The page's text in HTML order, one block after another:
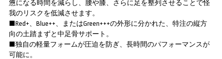
憊になる時間を減らし、腰や膝、さらに足を整列させることで怪
我のリスクを低減させます。
■Red+、Blue++、またはGreen+++の外形に分かれた、特注の縦方
向の土踏まずと中足骨サポート。
■独自の軽量フォームが圧迫を防ぎ、長時間のパフォーマンスが
可能に。